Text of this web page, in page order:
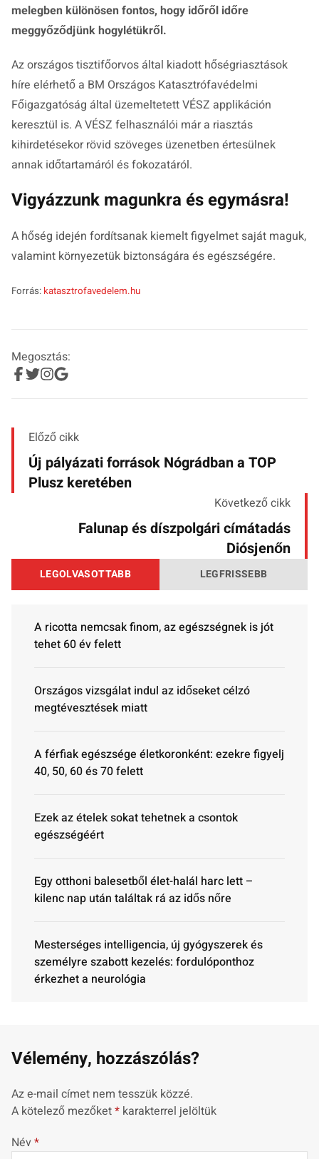
melegben különösen fontos, hogy időről időre
meggyőződjünk hogylétükről.
Az országos tisztifőorvos által kiadott hőségriasztások
híre elérhető a BM Országos Katasztrófavédelmi
Főigazgatóság által üzemeltetett VÉSZ applikáción
keresztül is. A VÉSZ felhasználói már a riasztás
kihirdetésekor rövid szöveges üzenetben értesülnek
annak időtartamáról és fokozatáról.
Vigyázzunk magunkra és egymásra!
A hőség idején fordítsanak kiemelt figyelmet saját maguk,
valamint környezetük biztonságára és egészségére.
Forrás: katasztrofavedelem.hu
Megosztás:
Előző cikk
Új pályázati források Nógrádban a TOP
Plusz keretében
Következő cikk
Falunap és díszpolgári címátadás
Diósjenőn
LEGOLVASOTTABB LEGFRISSEBB
A ricotta nemcsak finom, az egészségnek is jót
tehet 60 év felett
Országos vizsgálat indul az időseket célzó
megtévesztések miatt
A férfiak egészsége életkoronként: ezekre figyelj
40, 50, 60 és 70 felett
Ezek az ételek sokat tehetnek a csontok
egészségéért
Egy otthoni balesetből élet-halál harc lett –
kilenc nap után találtak rá az idős nőre
Mesterséges intelligencia, új gyógyszerek és
személyre szabott kezelés: fordulóponthoz
érkezhet a neurológia
Vélemény, hozzászólás?
Az e-mail címet nem tesszük közzé.
A kötelező mezőket* karakterrel jelöltük
Név*